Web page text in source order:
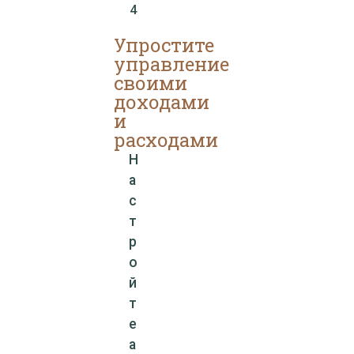
4
Упростите
управление
своими
доходами
и
расходами
Н
а
с
т
р
о
й
т
е
а